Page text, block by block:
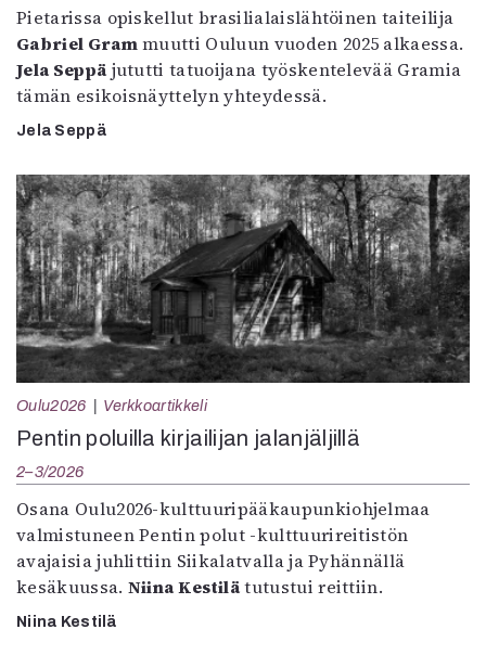
Pietarissa opiskellut brasilialaislähtöinen taiteilija
Gabriel Grammuutti Ouluun vuoden 2025 alkaessa.
Jela Seppä jututti tatuoijana työskentelevää Gramia
tämän esikoisnäyttelyn yhteydessä.
Jela Seppä
Oulu2026 Verkkoartikkeli
Pentin poluilla kirjailijan jalanjäljillä
2–3/2026
Osana Oulu2026-kulttuuripääkaupunkiohjelmaa
valmistuneen Pentin polut -kulttuurireitistön
avajaisia juhlittiin Siikalatvalla ja Pyhännällä
kesäkuussa. Niina Kestilätutustui reittiin.
Niina Kestilä